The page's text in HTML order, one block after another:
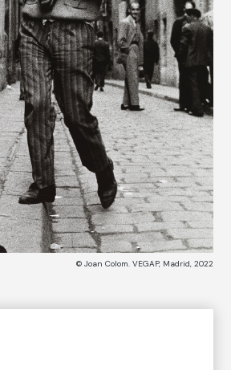
© Joan Colom. VEGAP, Madrid, 2022